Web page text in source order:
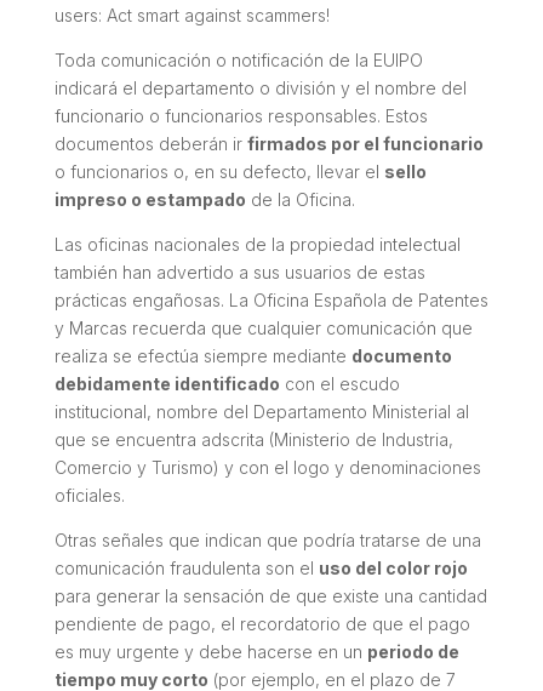
users: Act smart against scammers!
Toda comunicación o notificación de la EUIPO
indicará el departamento o división y el nombre del
funcionario o funcionarios responsables. Estos
documentos deberán ir firmados por el funcionario
o funcionarios o, en su defecto, llevar el sello
impreso o estampado de la Oficina.
Las oficinas nacionales de la propiedad intelectual
también han advertido a sus usuarios de estas
prácticas engañosas. La Oficina Española de Patentes
y Marcas recuerda que cualquier comunicación que
realiza se efectúa siempre mediante documento
debidamente identificado con el escudo
institucional, nombre del Departamento Ministerial al
que se encuentra adscrita (Ministerio de Industria,
Comercio y Turismo) y con el logo y denominaciones
oficiales.
Otras señales que indican que podría tratarse de una
comunicación fraudulenta son el uso del color rojo
para generar la sensación de que existe una cantidad
pendiente de pago, el recordatorio de que el pago
es muy urgente y debe hacerse en un periodo de
tiempo muy corto (por ejemplo, en el plazo de 7